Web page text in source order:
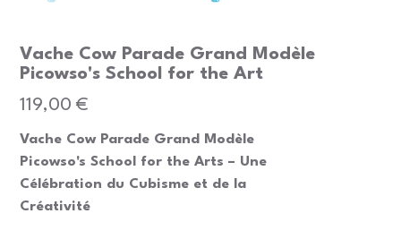
Vache Cow Parade Grand Modèle
Picowso's School for the Art
Prix
119,00 €
Vache Cow Parade Grand Modèle
Picowso's School for the Arts – Une
Célébration du Cubisme et de la
Créativité